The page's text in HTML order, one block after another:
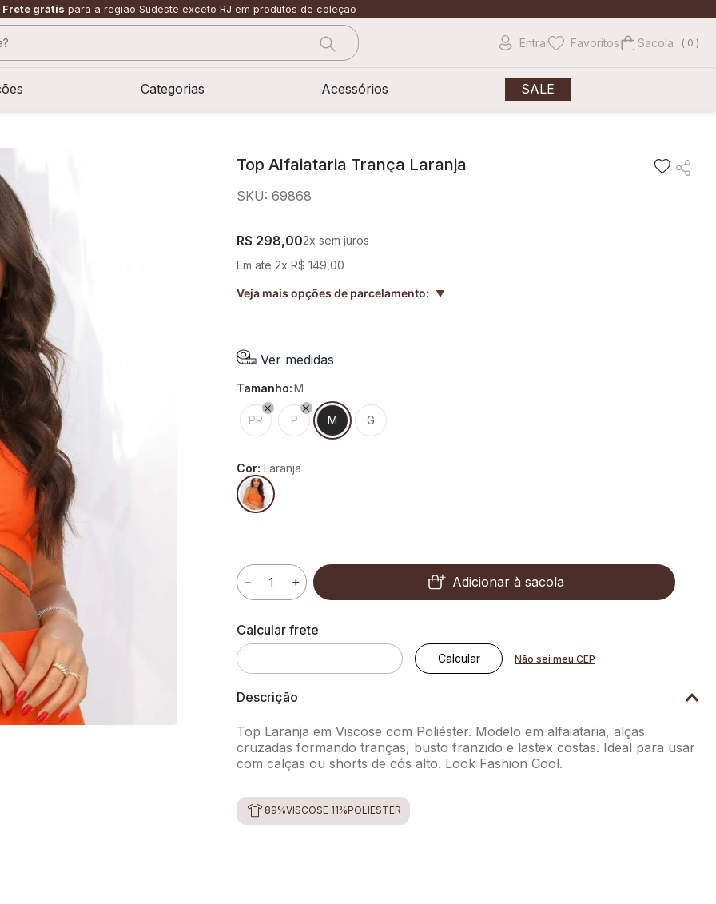
Frete grátis para a região Sudeste exceto RJ em produtos de coleção
Entrar Favoritos 0
Categorias Acessórios SALE
Top Alfaiataria Trança Laranja
SKU: 69868
R$ 298,002x sem juros
Em até 2x R$ 149 00
Veja mais opções de parcelamento: ▲
Ver medidas
tamanho:M
PP P M G
Cor: Laranja
＋
－ Adicionar à sacola
Não sei meu CEP
Descrição
Top Laranja em Viscose com Poliéster. Modelo em alfaiataria, alças
cruzadas formando tranças, busto franzido e lastex costas. Ideal para usar
com calças ou shorts de cós alto. Look Fashion Cool.
89%VISCOSE 11%POLIÉSTER